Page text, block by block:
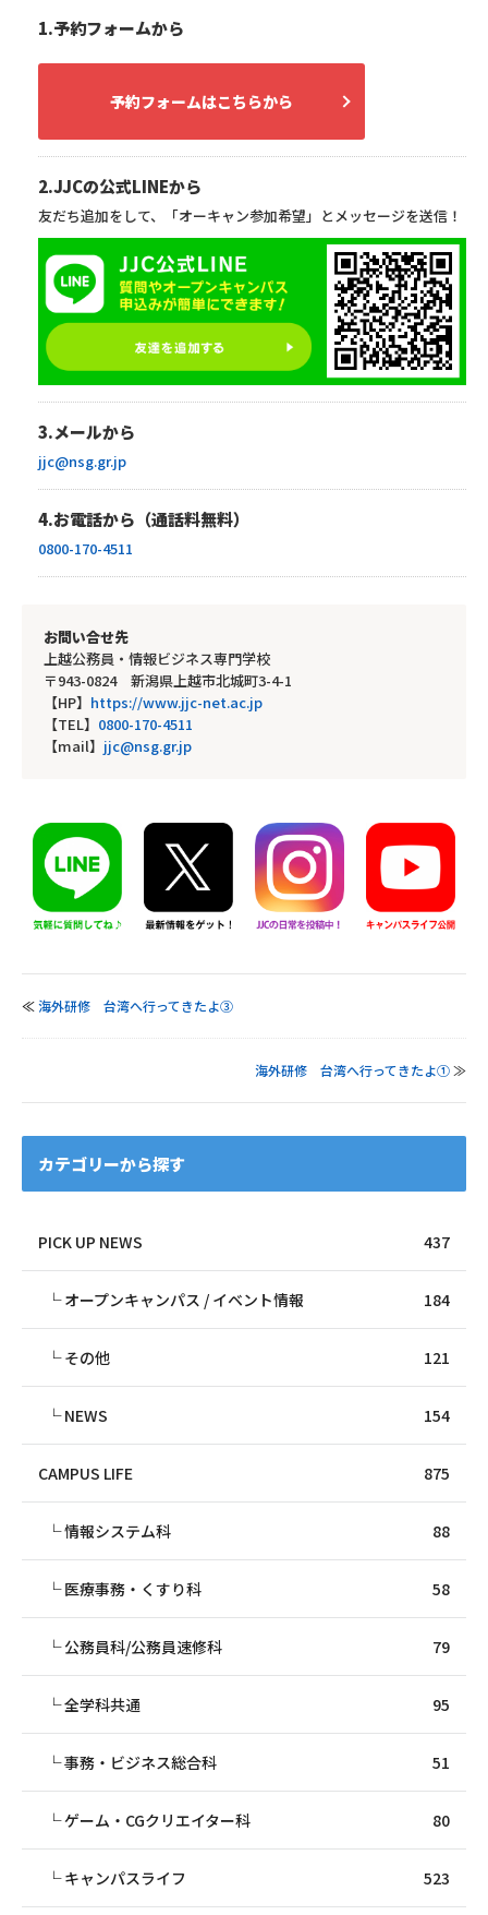
1.予約フォームから
予約フォームはこちらから
2.JJCの公式LINEから
友だち追加をして、「オーキャン参加希望」とメッセージを送信！
3.メールから
jjc@nsg.gr.jp
4.お電話から（通話料無料）
0800-170-4511
お問い合せ先
上越公務員・情報ビジネス専門学校
〒943-0824 新潟県上越市北城町3-4-1
【HP】 https://www.jjc-net.ac.jp
【TEL】 0800-170-4511
【mail】 jjc@nsg.gr.jp
≪海外研修 台湾へ行ってきたよ③
海外研修 台湾へ行ってきたよ①≫
カテゴリーから探す
PICK UP NEWS 437
オープンキャンパス / イベント情報 184
その他 121
NEWS 154
CAMPUS LIFE 875
情報システム科 88
医療事務・くすり科 58
公務員科/公務員速修科 79
全学科共通 95
事務・ビジネス総合科 51
ゲーム・CGクリエイター科 80
キャンパスライフ 523